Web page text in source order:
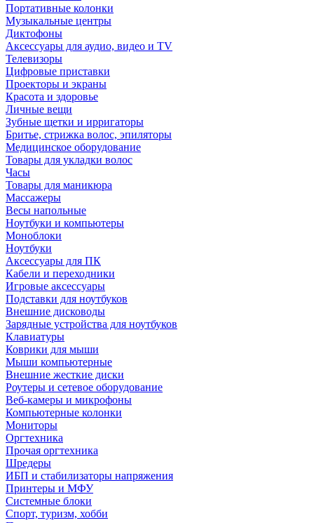
Портативные колонки
Музыкальные центры
Диктофоны
Аксессуары для аудио, видео и TV
Телевизоры
Цифровые приставки
Проекторы и экраны
Красота и здоровье
Личные вещи
Зубные щетки и ирригаторы
Бритье, стрижка волос, эпиляторы
Медицинское оборудование
Товары для укладки волос
Часы
Товары для маникюра
Массажеры
Весы напольные
Ноутбуки и компьютеры
Моноблоки
Ноутбуки
Аксессуары для ПК
Кабели и переходники
Игровые аксессуары
Подставки для ноутбуков
Внешние дисководы
Зарядные устройства для ноутбуков
Клавиатуры
Коврики для мыши
Мыши компьютерные
Внешние жесткие диски
Роутеры и сетевое оборудование
Веб-камеры и микрофоны
Компьютерные колонки
Мониторы
Оргтехника
Прочая оргтехника
Шредеры
ИБП и стабилизаторы напряжения
Принтеры и МФУ
Системные блоки
Спорт, туризм, хобби